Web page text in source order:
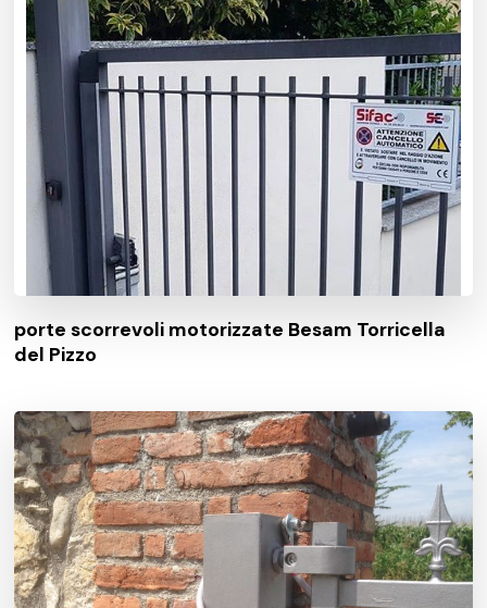
porte scorrevoli motorizzate Besam Torricella
del Pizzo